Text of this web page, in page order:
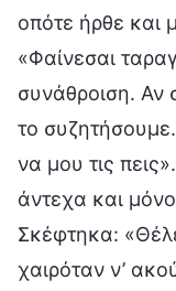
οπότε ήρθε και
«Φαίνεσαι
συνάθροιση. Αν
το
να μου τις
άντεχα και
Σκέφτηκα:
χαιρόταν ν’